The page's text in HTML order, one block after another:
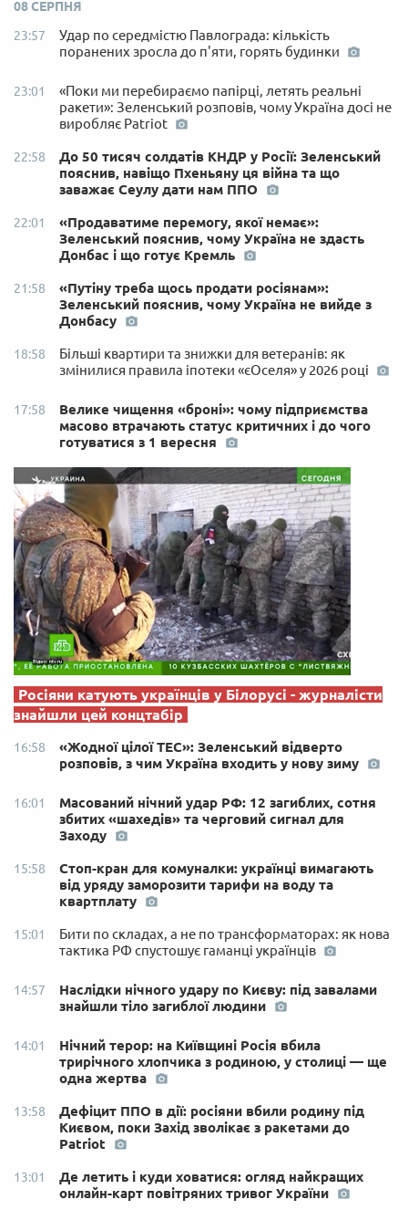
08 СЕРПНЯ
23:57
Удар по середмістю Павлограда: кількість
поранених зросла до п'яти, горять будинки
23:01
«Поки ми перебираємо папірці, летять реальні
ракети»: Зеленський розповів, чому Україна досі не
виробляє Patriot
22:58
До 50 тисяч солдатів КНДР у Росії: Зеленський
пояснив, навіщо Пхеньяну ця війна та що
заважає Сеулу дати нам ППО
22:01
«Продаватиме перемогу, якої немає»:
Зеленський пояснив, чому Україна не здасть
Донбас і що готує Кремль
21:58
«Путіну треба щось продати росіянам»:
Зеленський пояснив, чому Україна не вийде з
Донбасу
18:58
Більші квартири та знижки для ветеранів: як
змінилися правила іпотеки «єОселя» у 2026 році
17:58
Велике чищення «броні»: чому підприємства
масово втрачають статус критичних і до чого
готуватися з 1 вересня
Росіяни катують українців у Білорусі - журналісти
знайшли цей концтабір
16:58
«Жодної цілої ТЕС»: Зеленський відверто
розповів, з чим Україна входить у нову зиму
16:01
Масований нічний удар РФ: 12 загиблих, сотня
збитих «шахедів» та черговий сигнал для
Заходу
15:58
Стоп-кран для комуналки: українці вимагають
від уряду заморозити тарифи на воду та
квартплату
15:01
Бити по складах, а не по трансформаторах: як нова
тактика РФ спустошує гаманці українців
14:57
Наслідки нічного удару по Києву: під завалами
знайшли тіло загиблої людини
14:01
Нічний терор: на Київщині Росія вбила
трирічного хлопчика з родиною, у столиці — ще
одна жертва
13:58
Дефіцит ППО в дії: росіяни вбили родину під
Києвом, поки Захід зволікає з ракетами до
Patriot
13:01
Де летить і куди ховатися: огляд найкращих
онлайн-карт повітряних тривог України